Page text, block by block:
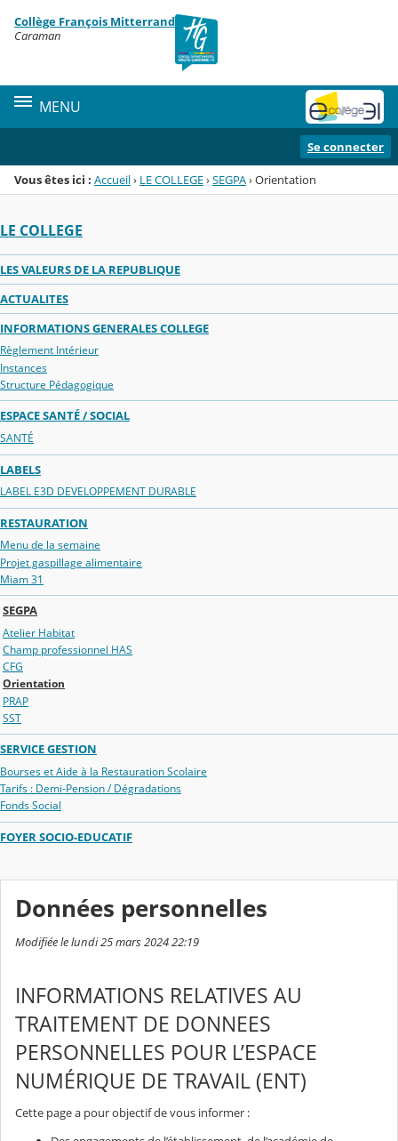
Menu de la rubrique
Contenu
Collège François Mitterrand
Caraman
MENU
Se connecter
Vous êtes ici : Accueil› LE COLLEGE›SEGPA›Orientation
LE COLLEGE
LES VALEURS DE LA REPUBLIQUE
ACTUALITES
INFORMATIONS GENERALES COLLEGE
Règlement Intérieur
Instances
Structure Pédagogique
ESPACE SANTÉ / SOCIAL
SANTÉ
LABELS
LABEL E3D DEVELOPPEMENT DURABLE
RESTAURATION
Menu de la semaine
Projet gaspillage alimentaire
Miam 31
SEGPA
Atelier Habitat
Champ professionnel HAS
CFG
Orientation
PRAP
SST
SERVICE GESTION
Bourses et Aide à la Restauration Scolaire
Tarifs : Demi-Pension / Dégradations
Fonds Social
FOYER SOCIO-EDUCATIF
Données personnelles
Modifiée le lundi 25 mars 2024 22:19
INFORMATIONS RELATIVES AU
TRAITEMENT DE DONNEES
PERSONNELLES POUR L’ESPACE
NUMÉRIQUE DE TRAVAIL (ENT)
Cette page a pour objectif de vous informer :